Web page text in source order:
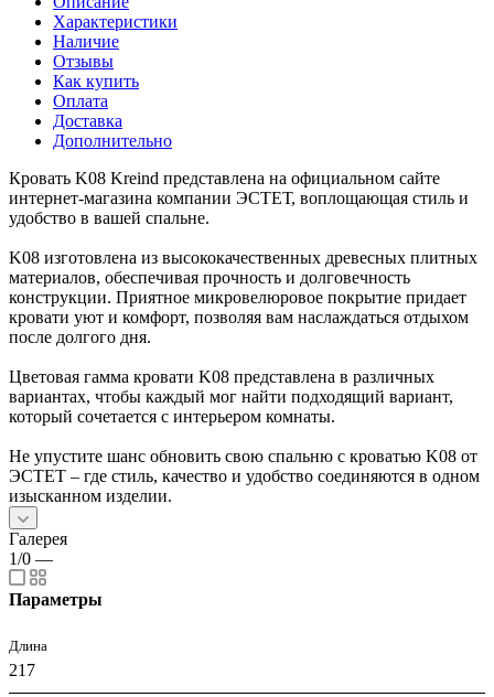
Характеристики
Наличие
Отзывы
Как купить
Оплата
Доставка
Дополнительно
Кровать K08 Kreind представлена на официальном сайте
интернет-магазина компании ЭСТЕТ, воплощающая стиль и
удобство в вашей спальне.
K08 изготовлена из высококачественных древесных плитных
материалов, обеспечивая прочность и долговечность
конструкции. Приятное микровелюровое покрытие придает
кровати уют и комфорт, позволяя вам наслаждаться отдыхом
после долгого дня.
Цветовая гамма кровати K08 представлена в различных
вариантах, чтобы каждый мог найти подходящий вариант,
который сочетается с интерьером комнаты.
Не упустите шанс обновить свою спальню с кроватью K08 от
ЭСТЕТ – где стиль, качество и удобство соединяются в одном
изысканном изделии.
Галерея
1/0 —
Параметры
Длина
217